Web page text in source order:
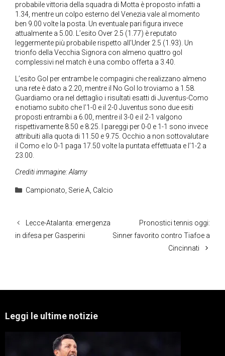
probabile vittoria della squadra di Motta è proposto infatti a
1.34, mentre un colpo esterno del Venezia vale al momento
ben 9.00 volte la posta. Un eventuale pari figura invece
attualmente a 5.00. L’esito Over 2.5 (1.77) è reputato
leggermente più probabile rispetto all’Under 2.5 (1.93). Un
trionfo della Vecchia Signora con almeno quattro gol
complessivi nel match è una combo offerta a 3.40.
L’esito Gol per entrambe le compagini che realizzano almeno
una rete è dato a 2.20, mentre il No Gol lo troviamo a 1.58.
Guardiamo ora nel dettaglio i risultati esatti di Juventus-Como
e notiamo subito che l’1-0 e il 2-0 Juventus sono due esiti
proposti entrambi a 6.00, mentre il 3-0 e il 2-1 valgono
rispettivamente 8.50 e 8.25. I pareggi per 0-0 e 1-1 sono invece
attribuiti alla quota di 11.50 e 9.75. Occhio a non sottovalutare
il Como e lo 0-1 paga 17.50 volte la puntata effettuata e l’1-2 a
23.00.
Crediti immagine: Alamy
Categorie
Campionato, Serie A, Calcio
Lecce-Atalanta: emergenza
in difesa per Gasperini
Pronostici tennis oggi:
Sinner favorito contro Tiafoe a
Cincinnati
Leggi le ultime notizie